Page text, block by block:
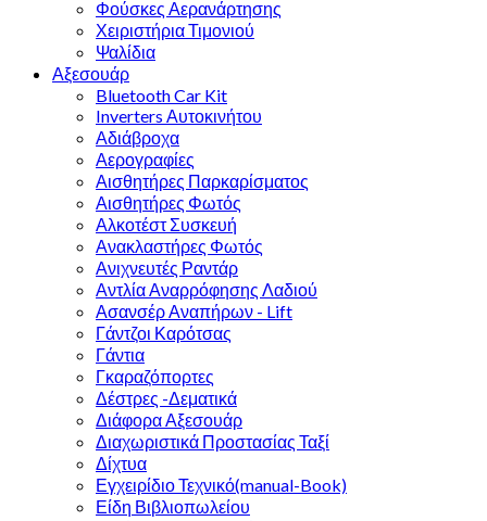
Φούσκες Αερανάρτησης
Χειριστήρια Τιμονιού
Ψαλίδια
Αξεσουάρ
Bluetooth Car Kit
Inverters Αυτοκινήτου
Αδιάβροχα
Αερογραφίες
Αισθητήρες Παρκαρίσματος
Αισθητήρες Φωτός
Αλκοτέστ Συσκευή
Ανακλαστήρες Φωτός
Ανιχνευτές Ραντάρ
Αντλία Αναρρόφησης Λαδιού
Ασανσέρ Αναπήρων - Lift
Γάντζοι Καρότσας
Γάντια
Γκαραζόπορτες
Δέστρες -Δεματικά
Διάφορα Αξεσουάρ
Διαχωριστικά Προστασίας Ταξί
Δίχτυα
Εγχειρίδιο Τεχνικό(manual-Book)
Είδη Βιβλιοπωλείου